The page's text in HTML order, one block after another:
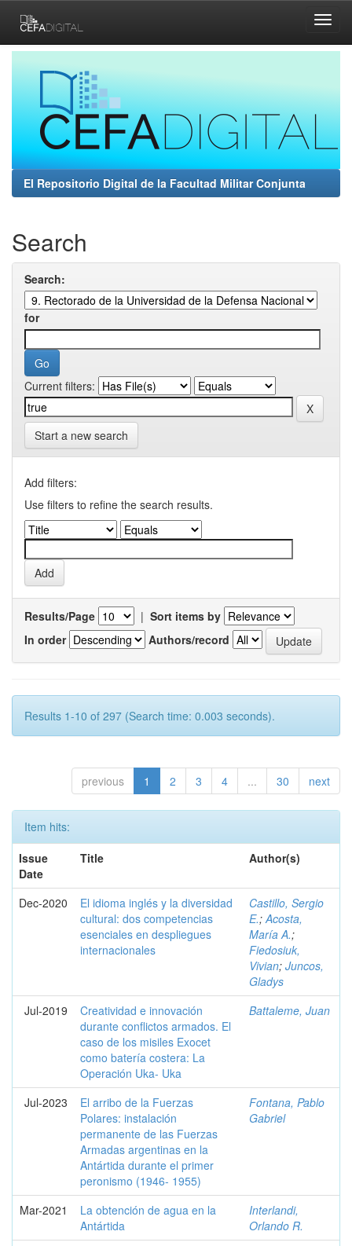
navigation
El Repositorio Digital de la Facultad Militar Conjunta
Search
Search:
for
Current filters:
Start a new search
Add filters:
Use filters to refine the search results.
Results/Page | Sort items by
In order
Authors/record
Results 1-10 of 297 (Search time: 0.003 seconds).
previous 1 2 3 4 ... 30 next
Item hits:
Issue
Date
Title Author(s)
Dec-2020
El idioma inglés y la diversidad
cultural: dos competencias
esenciales en despliegues
internacionales
Castillo, Sergio
E.;Acosta,
María A.;
Fiedosiuk,
Vivian; Juncos,
Gladys
Jul-2019
Creatividad e innovación
durante conflictos armados. El
caso de los misiles Exocet
como batería costera: La
Operación Uka- Uka
Battaleme, Juan
Jul-2023
El arribo de la Fuerzas
Polares: instalación
permanente de las Fuerzas
Armadas argentinas en la
Antártida durante el primer
peronismo (1946- 1955)
Fontana, Pablo
Gabriel
Mar-2021
La obtención de agua en la
Antártida
Interlandi,
Orlando R.